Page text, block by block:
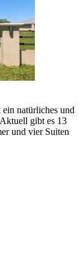
natürliches und
gibt es 13
und vier Suiten